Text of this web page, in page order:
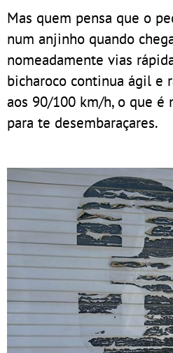
Mas quem pensa que o
num anjinho quando
nomeadamente vias
bicharoco continua ágil e
aos 90/100 km/h, o que é
para te desembaraçares.